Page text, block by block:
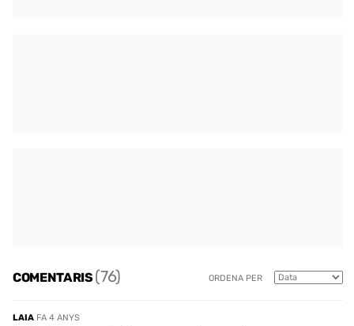
COMENTARIS(76) ORDENA PER
LAIA FA 4 ANYS